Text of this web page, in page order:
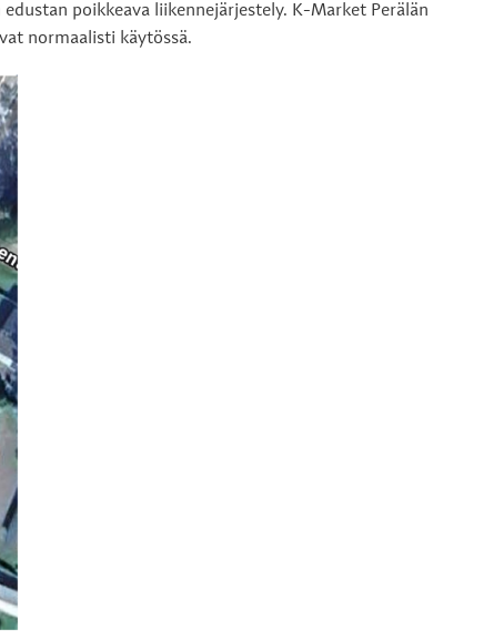
poikkeava liikennejärjestely. K-Market Perälän
normaalisti käytössä.